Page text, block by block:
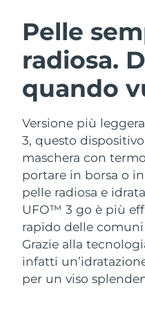
Pelle
radiosa.
quando
Versione più
3, questo
maschera con
portare in borsa o
pelle radiosa e
UFO™ 3 go è più
rapido delle
Grazie alla
infatti
per un viso
Detersione viso
Anti-aging
LUNA™
Massage,
LUNA™
For men,
BEAR™
BEAR™
Idratazione
UFO™ 3
Deep facial
UFO™ 3
Near-
device
issa™ 4
Hybrid
issa™ 4
Smart
TRATTAMENTI
Anti-age
Austria
Bahrein
Belgio
Bermuda
Bosnia ed
Erzegovina
Brunei
Bulgaria
Canada